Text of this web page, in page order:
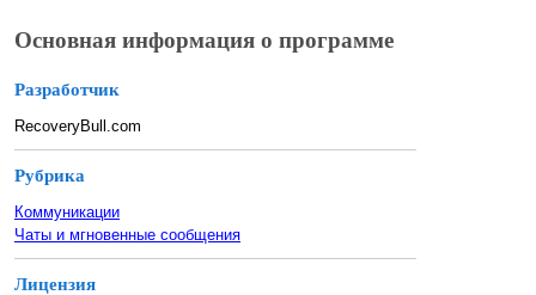
Основная информация о программе
Разработчик
RecoveryBull.com
Рубрика
Коммуникации
Чаты и мгновенные сообщения
Лицензия